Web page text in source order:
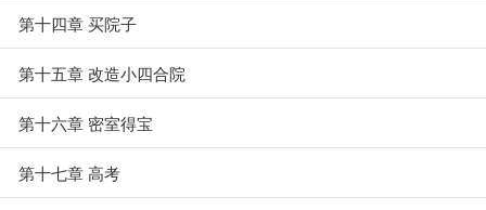
第十四章 买院子
第十五章 改造小四合院
第十六章 密室得宝
第十七章 高考